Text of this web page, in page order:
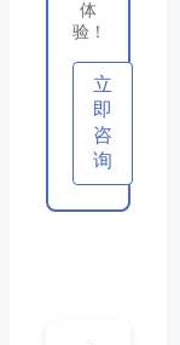
体
验！
立
即
咨
询